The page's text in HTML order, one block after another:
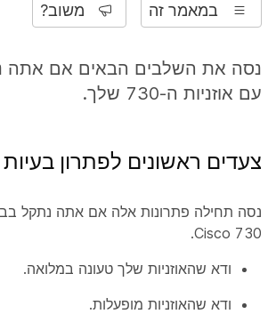
במאמר זה משוב?
נסה את השלבים הבאים אם אתה
עם אוזניות ה-730 שלך.
צעדים ראשונים לפתרון בעיות
נסה תחילה פתרונות אלה אם אתה נתקל
Cisco 730.
ודא שהאוזניות שלך טעונה במלואה.
ודא שהאוזניות מופעלות.